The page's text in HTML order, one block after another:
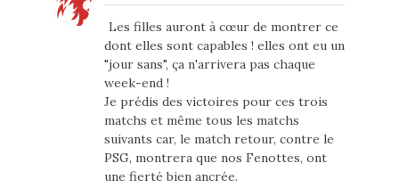
Les filles auront à cœur de montrer ce
dont elles sont capables ! elles ont eu un
"jour sans", ça n'arrivera pas chaque
week-end !
Je prédis des victoires pour ces trois
matchs et même tous les matchs
suivants car, le match retour, contre le
PSG, montrera que nos Fenottes, ont
une fierté bien ancrée.